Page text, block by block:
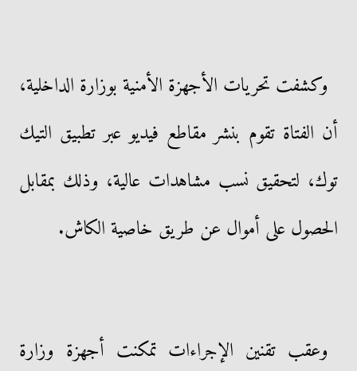
وكشفت تحريات الأجهزة الأمنية بوزارة الداخلية،
أن الفتاة تقوم بنشر مقاطع فيديو عبر تطبيق التيك
توك، لتحقيق نسب مشاهدات عالية، وذلك بمقابل
الحصول على أموال عن طريق خاصية الكاش.
وعقب تقنين الإجراءات تمكنت أجهزة وزارة